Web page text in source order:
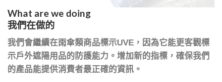
What are we doing
我們在做的
我們會繼續在雨傘類商品標示UVE，因為它能更客觀標
示戶外遮陽用品的防護能力。增加新的指標，確保我們
的產品能提供消費者最正確的資訊。